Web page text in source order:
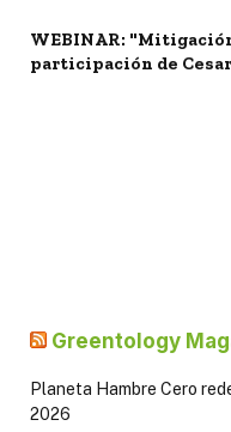
WEBINAR:
participación de
Greentology
Planeta Hambre Cero
2026